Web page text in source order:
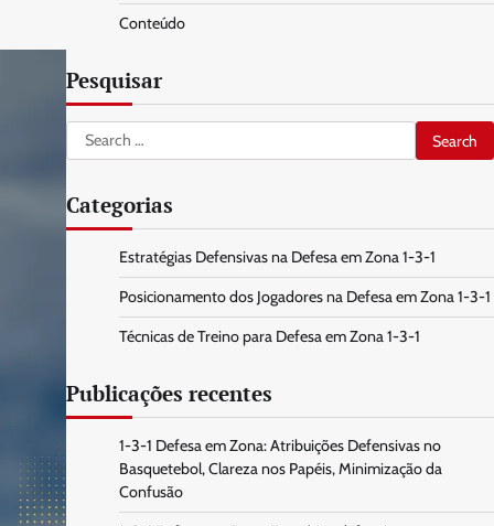
Conteúdo
Pesquisar
Search
for:
Categorias
Estratégias Defensivas na Defesa em Zona 1-3-1
Posicionamento dos Jogadores na Defesa em Zona 1-3-1
Técnicas de Treino para Defesa em Zona 1-3-1
Publicações recentes
1-3-1 Defesa em Zona: Atribuições Defensivas no
Basquetebol, Clareza nos Papéis, Minimização da
Confusão